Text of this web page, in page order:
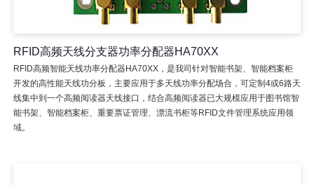
RFID高频天线分支器功率分配器HA70XX
RFID高频智能天线功率分配器HA70XX，是我司针对智能书架、智能档案柜
开发的高性能天线功分板，主要应用于多天线功率分配场合，可定制4或6路天
线集中到一个高频阅读器天线接口，结合高频阅读器已大规模应用于图书馆智
能书架、智能档案柜、重要票证管理、漂流书柜等RFID文件管理系统应用领
域。